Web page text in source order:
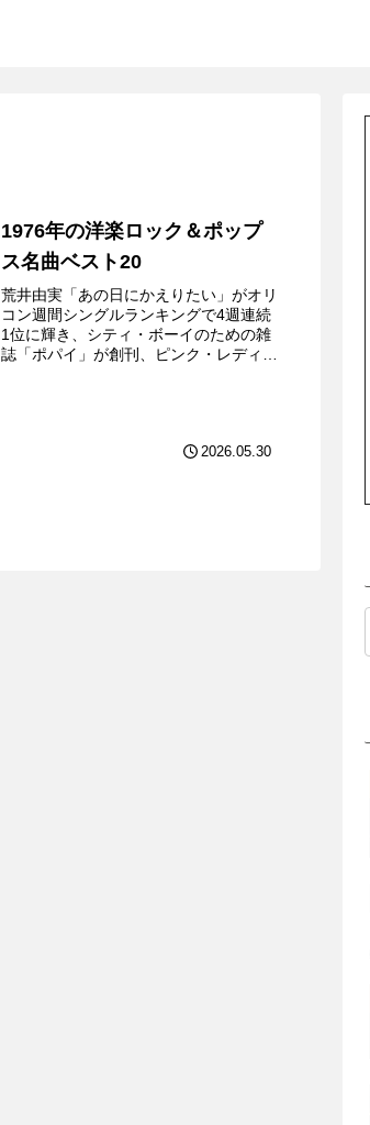
1976年の洋楽ロック＆ポップ
ス名曲ベスト20
荒井由実「あの日にかえりたい」がオリ
コン週間シングルランキングで4週連続
1位に輝き、シティ・ボーイのための雑
誌「ポパイ」が創刊、ピンク・レディー
2026.05.30